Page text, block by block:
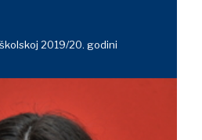
2019/20. godini